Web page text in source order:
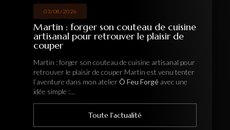
03/08/2026
Martin : forger son couteau de cuisine
artisanal pour retrouver le plaisir de
couper
Martin : forger son couteau de cuisine artisanal pour
retrouver le plaisir de couper Martin est venu tenter
l’aventure dans mon atelierÔ Feu Forgé avec une
idée simple :…
Toute l'actualité